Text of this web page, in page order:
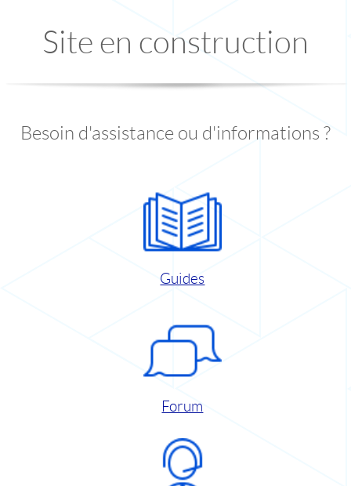
Site en construction
Besoin d'assistance ou d'informations ?
Guides
Forum